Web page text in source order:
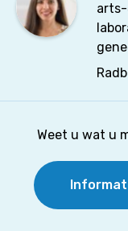
arts-
Weet u wat u